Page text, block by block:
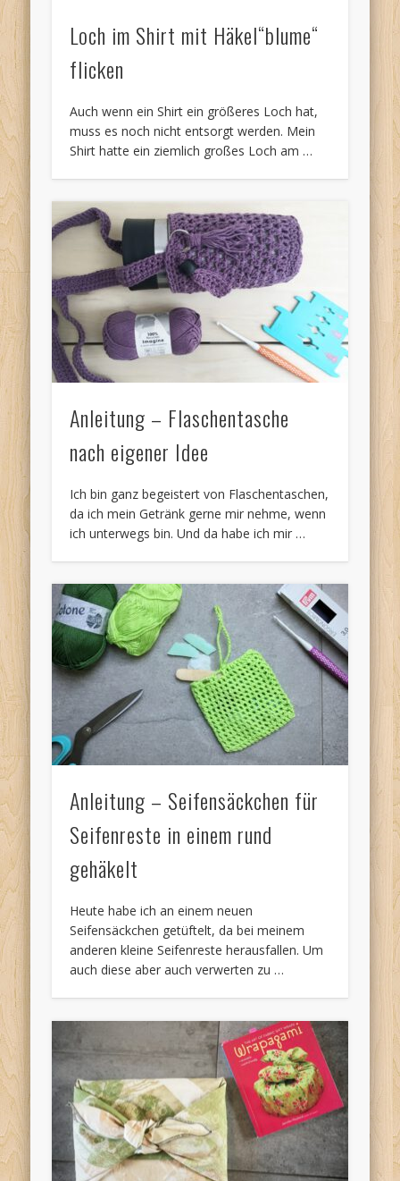
Loch im Shirt mit Häkel“blume“
flicken
Auch wenn ein Shirt ein größeres Loch hat,
muss es noch nicht entsorgt werden. Mein
Shirt hatte ein ziemlich großes Loch am …
Anleitung – Flaschentasche
nach eigener Idee
Ich bin ganz begeistert von Flaschentaschen,
da ich mein Getränk gerne mir nehme, wenn
ich unterwegs bin. Und da habe ich mir …
Anleitung – Seifensäckchen für
Seifenreste in einem rund
gehäkelt
Heute habe ich an einem neuen
Seifensäckchen getüftelt, da bei meinem
anderen kleine Seifenreste herausfallen. Um
auch diese aber auch verwerten zu …